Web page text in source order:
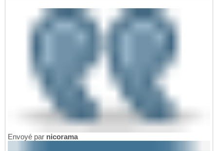
Envoyé par nicorama